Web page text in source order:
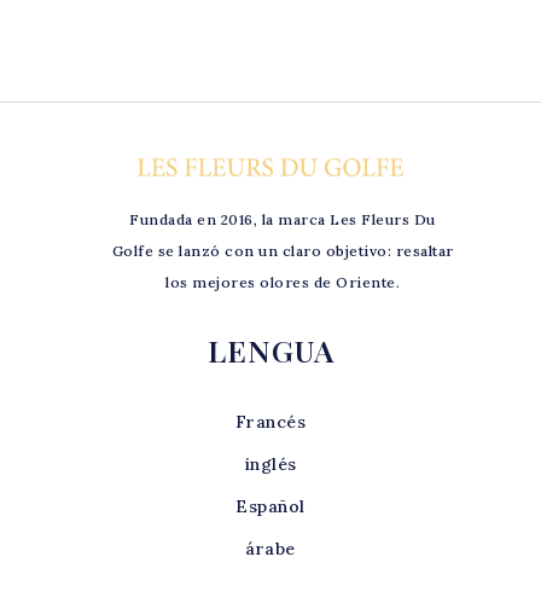
Fundada en 2016, la marca Les Fleurs Du
Golfe se lanzó con un claro objetivo: resaltar
los mejores olores de Oriente.
LENGUA
Francés
inglés
Español
árabe